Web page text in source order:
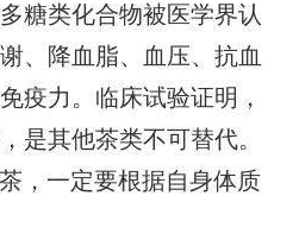
糖类化合物被医学界认
、降血脂、血压、抗血
疫力。临床试验证明，
是其他茶类不可替代。
，一定要根据自身体质